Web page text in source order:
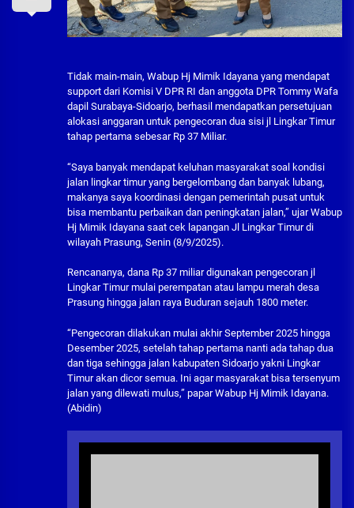
Tidak main-main, Wabup Hj Mimik Idayana yang mendapat
support dari Komisi V DPR RI dan anggota DPR Tommy Wafa
dapil Surabaya-Sidoarjo, berhasil mendapatkan persetujuan
alokasi anggaran untuk pengecoran dua sisi jl Lingkar Timur
tahap pertama sebesar Rp 37 Miliar.
“Saya banyak mendapat keluhan masyarakat soal kondisi
jalan lingkar timur yang bergelombang dan banyak lubang,
makanya saya koordinasi dengan pemerintah pusat untuk
bisa membantu perbaikan dan peningkatan jalan,” ujar Wabup
Hj Mimik Idayana saat cek lapangan Jl Lingkar Timur di
wilayah Prasung, Senin (8/9/2025).
Rencananya, dana Rp 37 miliar digunakan pengecoran jl
Lingkar Timur mulai perempatan atau lampu merah desa
Prasung hingga jalan raya Buduran sejauh 1800 meter.
“Pengecoran dilakukan mulai akhir September 2025 hingga
Desember 2025, setelah tahap pertama nanti ada tahap dua
dan tiga sehingga jalan kabupaten Sidoarjo yakni Lingkar
Timur akan dicor semua. Ini agar masyarakat bisa tersenyum
jalan yang dilewati mulus,” papar Wabup Hj Mimik Idayana.
(Abidin)